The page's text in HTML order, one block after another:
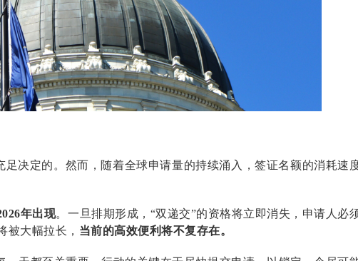
决定的。然而，随着全球申请量的持续涌入，签证名额的消耗速
年出现。一旦排期形成，“双递交”的资格将立即消失，申请人必
被大幅拉长， 当前的高效便利将不复存在。